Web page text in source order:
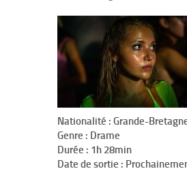
Nationalité : Grande-
Genre : Drame
Durée : 1h 28min
Date de sortie :